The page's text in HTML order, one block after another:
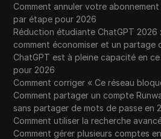
Comment annuler votre
par étape pour 2026
Réduction étudiante ChatGPT 2026
comment économiser et un partage
ChatGPT est à pleine capacité en
pour 2026
Comment corriger « Ce réseau
Comment partager un compte
sans partager de mots de passe en
Comment utiliser la recherche
Comment gérer plusieurs comptes